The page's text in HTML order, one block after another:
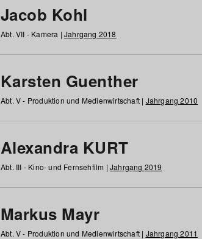
Jacob Kohl
Abt. VII - Kamera | Jahrgang 2018
Karsten Guenther
Abt. V - Produktion und Medienwirtschaft | Jahrgang 2010
Alexandra KURT
Abt. III - Kino- und Fernsehfilm | Jahrgang 2019
Markus Mayr
Abt. V - Produktion und Medienwirtschaft | Jahrgang 2011